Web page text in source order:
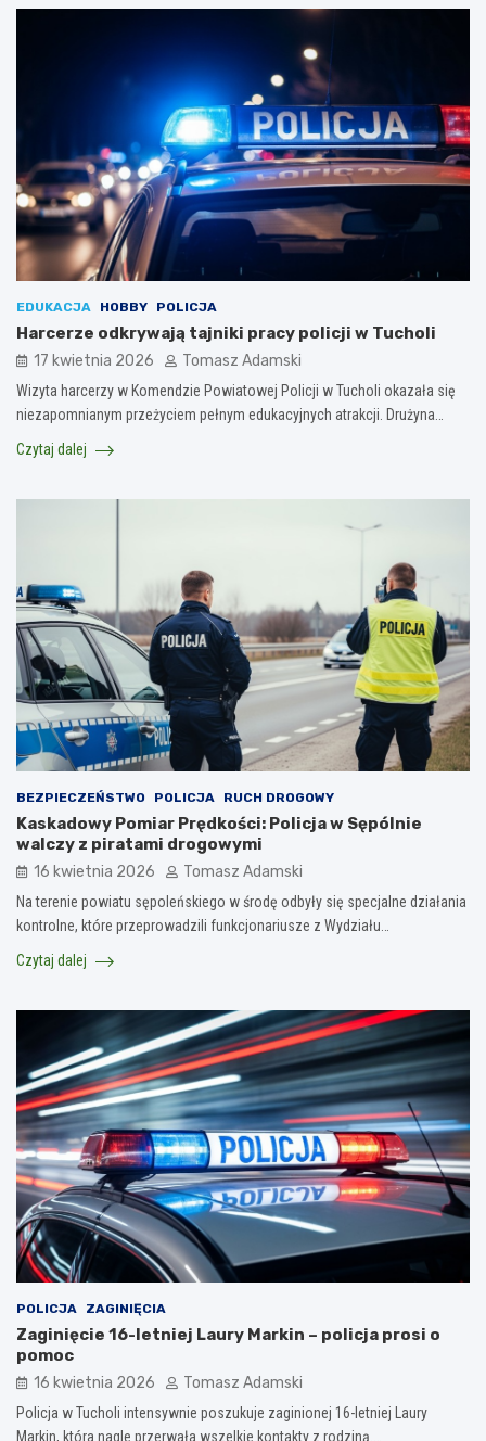
EDUKACJA HOBBY POLICJA
Harcerze odkrywają tajniki pracy policji w Tucholi
17 kwietnia 2026 Tomasz Adamski
Wizyta harcerzy w Komendzie Powiatowej Policji w Tucholi okazała się
niezapomnianym przeżyciem pełnym edukacyjnych atrakcji. Drużyna…
Czytaj dalej
BEZPIECZEŃSTWO POLICJA RUCH DROGOWY
Kaskadowy Pomiar Prędkości: Policja w Sępólnie
walczy z piratami drogowymi
16 kwietnia 2026 Tomasz Adamski
Na terenie powiatu sępoleńskiego w środę odbyły się specjalne działania
kontrolne, które przeprowadzili funkcjonariusze z Wydziału…
Czytaj dalej
POLICJA ZAGINIĘCIA
Zaginięcie 16-letniej Laury Markin – policja prosi o
pomoc
16 kwietnia 2026 Tomasz Adamski
Policja w Tucholi intensywnie poszukuje zaginionej 16-letniej Laury
Markin, która nagle przerwała wszelkie kontakty z rodziną.…